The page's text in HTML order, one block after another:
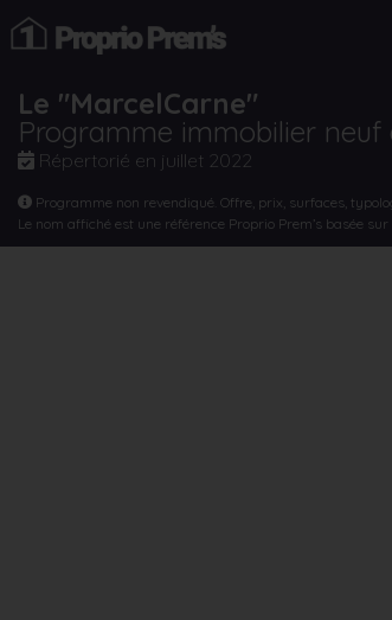
Le "MarcelCarne"
Programme immobilier neuf
Répertorié en juillet 2022
Programme non revendiqué. Offre, prix, surfaces,
Le nom affiché est une référence Proprio Prem’s basée